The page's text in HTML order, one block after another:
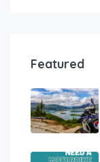
Featured